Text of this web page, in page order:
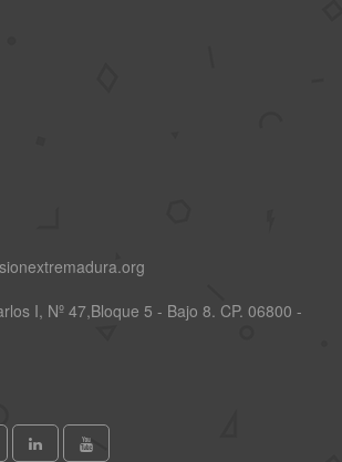
I, Nº 47,Bloque 5 - Bajo 8. CP. 06800 -